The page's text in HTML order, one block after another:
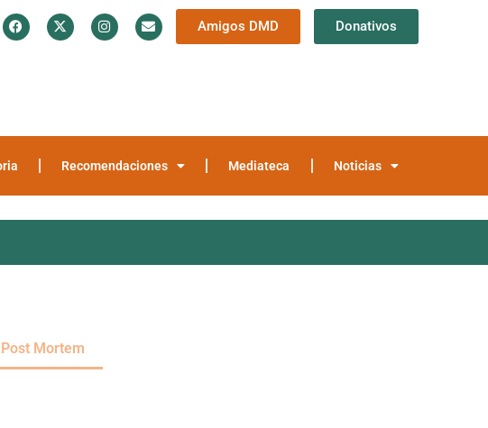
Amigos DMD Donativos
Recomendaciones Mediateca Noticias
Post Mortem